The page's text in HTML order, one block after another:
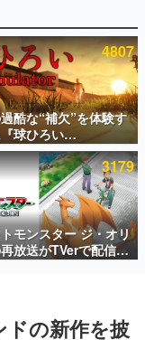
ュー数万以上！ などな
ミ渾身の“殿堂入り”記
作時のエピソードをお
4807
酷な“補欠”を体験す
球ひろい
』が「1件」のウィッ
をもとにチェコ語に
で話題に。『キング
』開発元やチェコの
手から称賛の声
3179
トモンスター ジ・オリ
放送がTVerで配信
（CV：竹内順子）が
の新作を披